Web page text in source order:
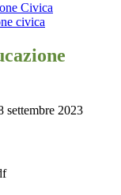
Civica
civica
settembre 2023